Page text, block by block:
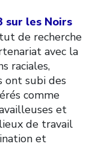
sur les Noirs
de recherche
avec la
raciales,
ont subi des
comme
et
de travail
et